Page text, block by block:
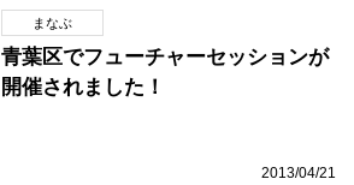
まなぶ
青葉区でフューチャーセッションが
開催されました！
2013/04/21